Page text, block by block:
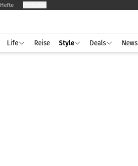
Hefte
Life Reise Style Deals News